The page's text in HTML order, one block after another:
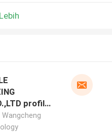
profil